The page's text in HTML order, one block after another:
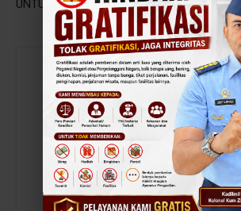
UNTUK SATU INDONESIA
admin
https://baru.dilmil-pontianak.go.id